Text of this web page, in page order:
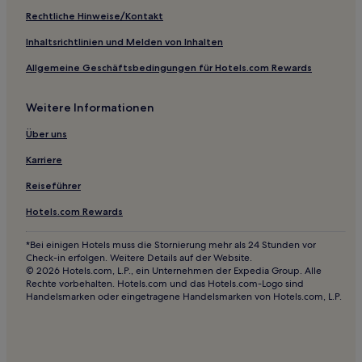
Eden Hotels
North Fond du Lac Hotels
Hotels nahe Neville Public Museum
Hotels nahe Stevens Point Sculpture Park
Hotels nahe Forgotten Fire Winery
Theresa Hotels
Scandinavia Hotels
Lakefield: Hotels
Tripoli Hotels
Leopolis Hotels
Marinette Hotels
Random Lake Hotels
Rechtliche Hinweise/Kontakt
Inhaltsrichtlinien und Melden von Inhalten
Allgemeine Geschäftsbedingungen für Hotels.com Rewards
Weitere Informationen
Über uns
Karriere
Reiseführer
Hotels.com Rewards
*Bei einigen Hotels muss die Stornierung mehr als 24 Stunden vor
Check-in erfolgen. Weitere Details auf der Website.
© 2026 Hotels.com, L.P., ein Unternehmen der Expedia Group. Alle
Rechte vorbehalten. Hotels.com und das Hotels.com-Logo sind
Handelsmarken oder eingetragene Handelsmarken von Hotels.com, L.P.